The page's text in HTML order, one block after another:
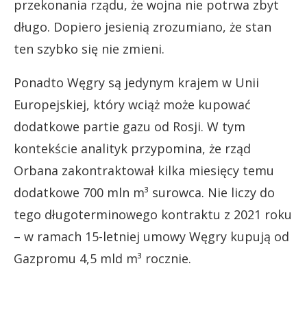
przekonania rządu, że wojna nie potrwa zbyt
długo. Dopiero jesienią zrozumiano, że stan
ten szybko się nie zmieni.
Ponadto Węgry są jedynym krajem w Unii
Europejskiej, który wciąż może kupować
dodatkowe partie gazu od Rosji. W tym
kontekście analityk przypomina, że rząd
Orbana zakontraktował kilka miesięcy temu
dodatkowe 700 mln m³ surowca. Nie liczy do
tego długoterminowego kontraktu z 2021 roku
– w ramach 15-letniej umowy Węgry kupują od
Gazpromu 4,5 mld m³ rocznie.